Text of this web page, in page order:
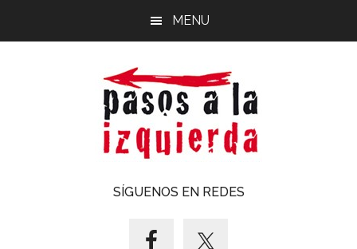
MENU
PasosSÍGUENOS EN REDES